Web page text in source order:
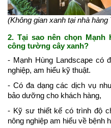
(Không gian xanh tại nhà
2. Tại sao nên chọn Mạnh
công tường cây xanh?
- Mạnh Hùng Landscape có
nghiệp, am hiểu kỹ thuật.
- Có đa dạng các dịch vụ
bảo dưỡng cho khách hàng,
- Kỹ sư thiết kế có trình độ
nông nghiệp am hiểu về bệnh